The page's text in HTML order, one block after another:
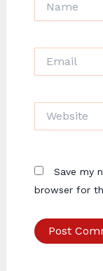
Save my
browser for